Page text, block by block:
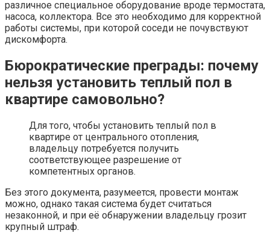
различное специальное оборудование вроде термостата,
насоса, коллектора. Все это необходимо для корректной
работы системы, при которой соседи не почувствуют
дискомфорта.
Бюрократические преграды: почему
нельзя установить теплый пол в
квартире самовольно?
Для того, чтобы установить теплый пол в
квартире от центрального отопления,
владельцу потребуется получить
соответствующее разрешение от
компетентных органов.
Без этого документа, разумеется, провести монтаж
можно, однако такая система будет считаться
незаконной, и при её обнаружении владельцу грозит
крупный штраф.